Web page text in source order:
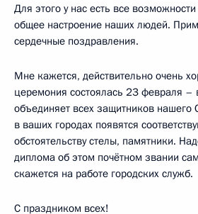
Для этого у нас есть все возможности
общее настроение наших людей.
сердечные поздравления.
Мне кажется, действительно очень
церемония состоялась 23 февраля –
объединяет всех защитников нашего
в ваших городах появятся
обстоятельству стелы, памятники.
диплома об этом почётном звании
скажется на работе городских служб.
С праздником всех!